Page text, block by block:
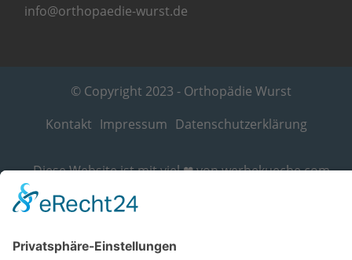
info@orthopaedie-wurst.de
© Copyright 2023 - Orthopädie Wurst
Kontakt Impressum Datenschutzerklärung
Diese Website ist mit viel ❤ von werbekueche.com